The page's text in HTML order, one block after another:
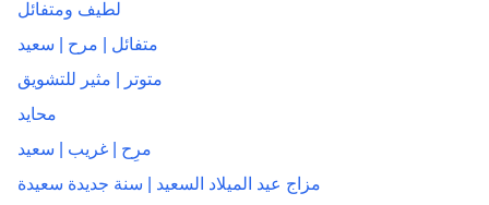
لطيف ومتفائل
متفائل | مرح | سعيد
متوتر | مثير للتشويق
محايد
مرِح | غريب | سعيد
مزاج عيد الميلاد السعيد | سنة جديدة سعيدة